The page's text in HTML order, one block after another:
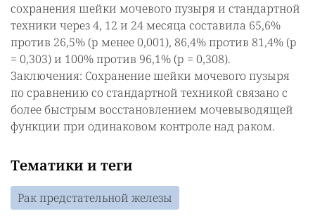
сохранения шейки мочевого пузыря и стандартной
техники через 4, 12 и 24 месяца составила 65,6%
против 26,5% (p менее 0,001), 86,4% против 81,4% (p
= 0,303) и 100% против 96,1% (p = 0,308).
Заключения: Сохранение шейки мочевого пузыря
по сравнению со стандартной техникой связано с
более быстрым восстановлением мочевыводящей
функции при одинаковом контроле над раком.
Тематики и теги
Рак предстательной железы